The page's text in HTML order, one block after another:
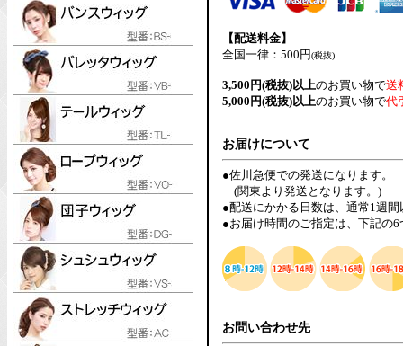
【配送料金】
全国一律：500円(税抜)
3,500円(税抜)以上のお買い物で送
5,000円(税抜)以上のお買い物で代
お届けについて
●佐川急便での発送になります。
(関東より発送となります。)
●配送にかかる日数は、通常1週
●お届け時間のご指定は、下記の
お問い合わせ先